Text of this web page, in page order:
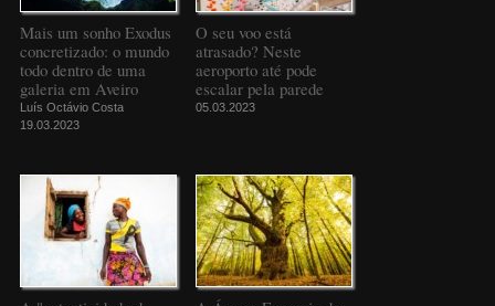
Mais um sonho Exodus
concretizado: o mundo
todo dentro de uma
galeria em Aveiro
Luís Octávio Costa
19.03.2023
O seu voo está
atrasado? Neste
aeroporto até pode
escalar pela parede
05.03.2023